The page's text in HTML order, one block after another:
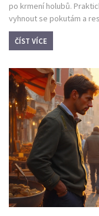
po krmení holubů.
vyhnout se pokutám a
ČÍST VÍCE